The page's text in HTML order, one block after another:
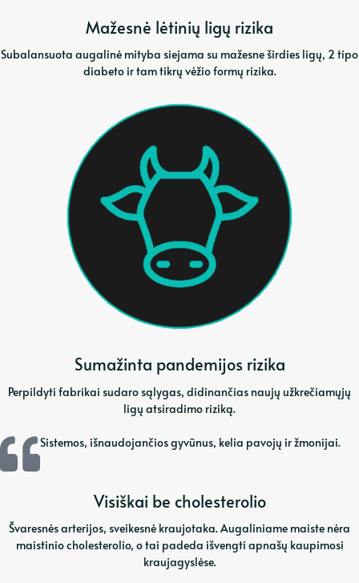
Mažesnė lėtinių ligų rizika
Subalansuota augalinė mityba siejama su mažesne širdies ligų, 2 tipo
diabeto ir tam tikrų vėžio formų rizika.
Sumažinta pandemijos rizika
Perpildyti fabrikai sudaro sąlygas, didinančias naujų užkrečiamųjų
ligų atsiradimo riziką.
Sistemos, išnaudojančios gyvūnus, kelia pavojų ir žmonijai.
Visiškai be cholesterolio
Švaresnės arterijos, sveikesnė kraujotaka. Augaliniame maiste nėra
maistinio cholesterolio, o tai padeda išvengti apnašų kaupimosi
kraujagyslėse.